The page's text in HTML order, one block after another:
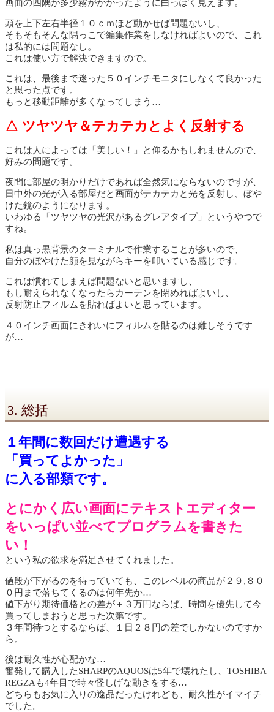
画面の四隅が多少霧がかかったように白っぽく見えます。
頭を上下左右半径１０ｃｍほど動かせば問題ないし、
そもそもそんな隅っこで編集作業をしなければよいので、これ
は私的には問題なし。
これは使い方で解決できますので。
これは、最後まで迷った５０インチモニタにしなくて良かった
と思った点です。
もっと移動距離が多くなってしまう…
△ ツヤツヤ＆テカテカとよく反射する
これは人によっては「美しい！」と仰るかもしれませんので、
好みの問題です。
夜間に部屋の明かりだけであれば全然気にならないのですが、
日中外の光が入る部屋だと画面がテカテカと光を反射し、ぼや
けた鏡のようになります。
いわゆる「ツヤツヤの光沢があるグレアタイプ」というやつで
すね。
私は真っ黒背景のターミナルで作業することが多いので、
自分のぼやけた顔を見ながらキーを叩いている感じです。
これは慣れてしまえば問題ないと思いますし、
もし耐えられなくなったらカーテンを閉めればよいし、
反射防止フィルムを貼ればよいと思っています。
４０インチ画面にきれいにフィルムを貼るのは難しそうです
が…
3. 総括
１年間に数回だけ遭遇する
「買ってよかった」
に入る部類です。
とにかく広い画面にテキストエディター
をいっぱい並べてプログラムを書きた
い！
という私の欲求を満足させてくれました。
値段が下がるのを待っていても、このレベルの商品が２９,８０
０円まで落ちてくるのは何年先か…
値下がり期待価格との差が＋３万円ならば、時間を優先して今
買ってしまおうと思った次第です。
３年間待つとするならば、１日２８円の差でしかないのですか
ら。
後は耐久性が心配かな…
奮発して購入したSHARPのAQUOSは5年で壊れたし、TOSHIBA
REGZAも4年目で時々怪しげな動きをする…
どちらもお気に入りの逸品だったけれども、耐久性がイマイチ
でした。